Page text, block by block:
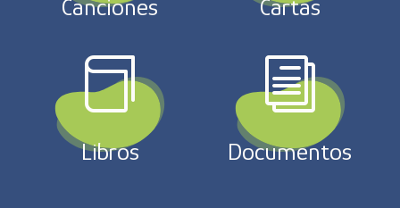
Canciones Cartas

Libros
i
Documentos